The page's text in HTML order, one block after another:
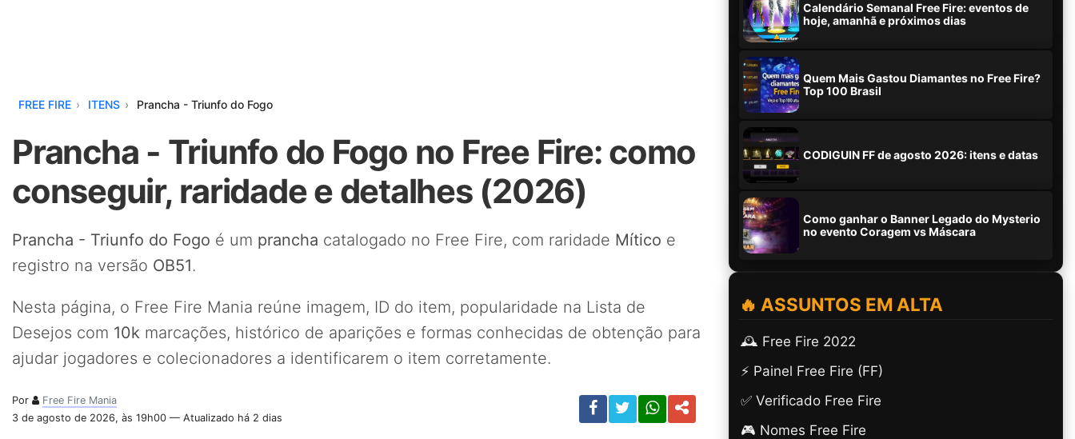
FREE FIRE ITENS Prancha - Triunfo do Fogo
Prancha - Triunfo do Fogo no Free Fire: como
conseguir, raridade e detalhes (2026)
Prancha - Triunfo do Fogo é um prancha catalogado no Free Fire, com raridade Mítico e
registro na versão OB51.
Nesta página, o Free Fire Mania reúne imagem, ID do item, popularidade na Lista de
Desejos com 10k marcações, histórico de aparições e formas conhecidas de obtenção para
ajudar jogadores e colecionadores a identificarem o item corretamente.
Por
Free Fire Mania
3 de agosto de 2026, às 19h00 — Atualizado há 2 dias
Calendário Semanal Free Fire: eventos de
hoje, amanhã e próximos dias
Quem Mais Gastou Diamantes no Free Fire?
Top 100 Brasil
CODIGUIN FF de agosto 2026: itens e datas
Como ganhar o Banner Legado do Mysterio
no evento Coragem vs Máscara
🔥 ASSUNTOS EM ALTA
🕰️ Free Fire 2022
⚡ Painel Free Fire (FF)
✅ Verificado Free Fire
🎮 Nomes Free Fire